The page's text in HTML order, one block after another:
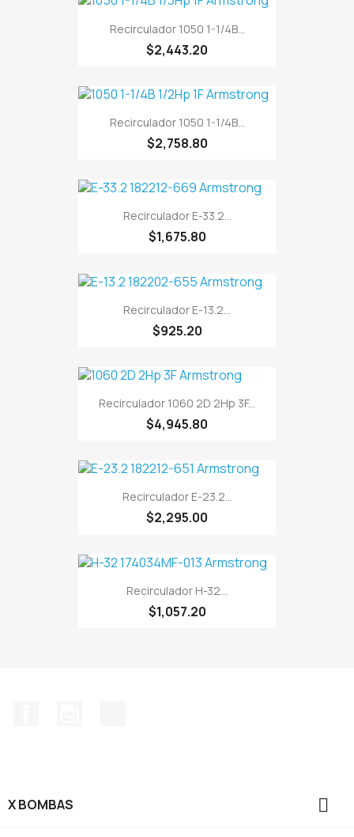
Recirculador 1050 1-1/4B...
$2,443.20
Recirculador 1050 1-1/4B...
$2,758.80
Recirculador E-33.2...
$1,675.80
Recirculador E-13.2...
$925.20
Recirculador 1060 2D 2Hp 3F...
$4,945.80
Recirculador E-23.2...
$2,295.00
Recirculador H-32...
$1,057.20
X BOMBAS 